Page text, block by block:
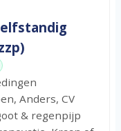
Anders, CV
& regenpijp